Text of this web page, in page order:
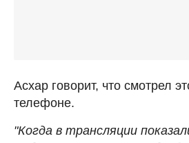
Асхар говорит, что смотрел
телефоне.
"Когда в трансляции